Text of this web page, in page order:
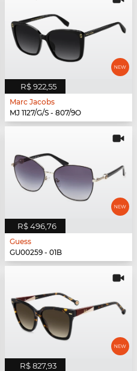
R$ 922,55
Marc Jacobs
MJ 1127/G/S - 807/9O
R$ 496,76
Guess
GU00259 - 01B
R$ 827,93